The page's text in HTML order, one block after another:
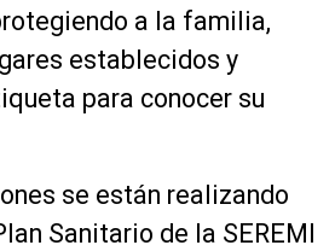
a la familia,
establecidos y
para conocer su
se están realizando
Sanitario de la SEREMI